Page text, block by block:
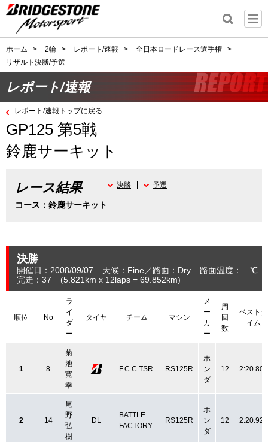
ホーム > 2輪 > レポート/速報 > 全日本ロードレース選手権
>
リザルト決勝/予選
レポート/速報
レポート/速報トップに戻る
GP125 第5戦
鈴鹿サーキット
レース結果
コース：鈴鹿サーキット
決勝 予選
決勝
開催日：2008/09/07 天候：Fine 路面：Dry
路面温度： ℃
完走：37
(5.821 km x 12laps = 69.852km)
順位 No
ラ
イ
ダ
ー
タイヤ チーム マシン
メ
ー
カ
ー
周
回
数
ベストタ
イム
1 8
菊
池
寛
幸
F.C.C.TSR RS125R
ホ
ン
ダ
12 2:20.800
2 14
尾
野
弘
樹
DL
BATTLE
FACTORY
RS125R
ホ
ン
ダ
12 2:20.924